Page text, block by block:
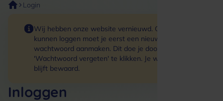
Login
Wij hebben onze website vernieuwd. Om in te
kunnen loggen moet je eerst een nieuw
wachtwoord aanmaken. Dit doe je door op de link
'Wachtwoord vergeten' te klikken. Je winkelmand
blijft bewaard.
Inloggen